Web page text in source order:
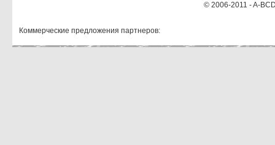
© 2006-2011 - A-
Коммерческие предложения партнеров: